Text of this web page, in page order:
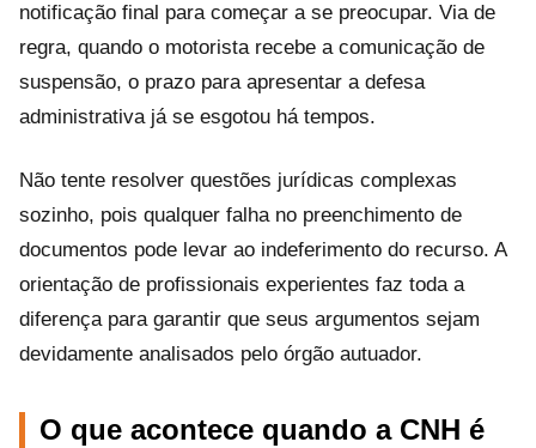
notificação final para começar a se preocupar. Via de
regra, quando o motorista recebe a comunicação de
suspensão, o prazo para apresentar a defesa
administrativa já se esgotou há tempos.
Não tente resolver questões jurídicas complexas
sozinho, pois qualquer falha no preenchimento de
documentos pode levar ao indeferimento do recurso. A
orientação de profissionais experientes faz toda a
diferença para garantir que seus argumentos sejam
devidamente analisados pelo órgão autuador.
O que acontece quando a CNH é